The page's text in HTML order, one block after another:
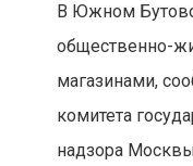
В Южном
общественно-
магазинами,
комитета
надзора